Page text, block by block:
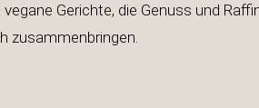
Gerichte, die Genuss und
zusammenbringen.